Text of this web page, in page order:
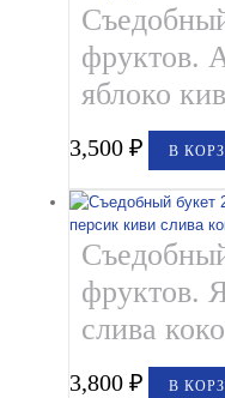
фруктов.
яблоко
3,500₽ В
фруктов.
слива
3,800₽ В